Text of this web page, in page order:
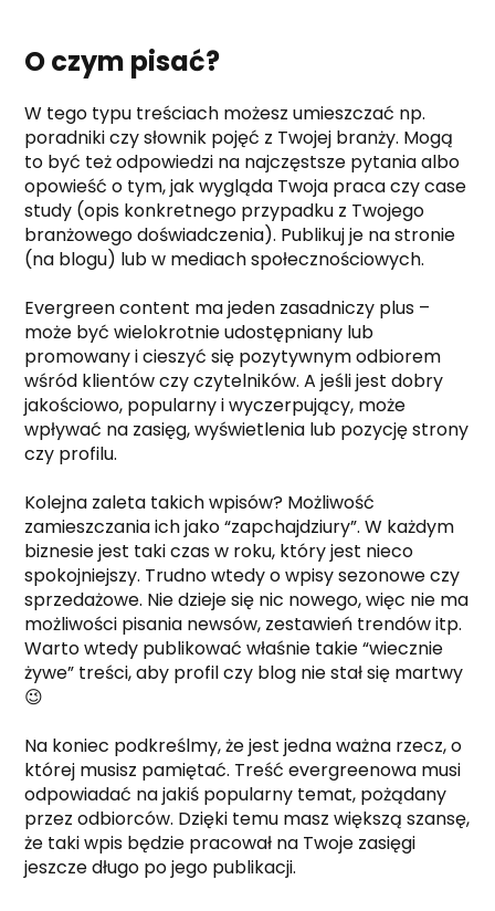
O czym pisać?
W tego typu treściach możesz umieszczać np.
poradniki czy słownik pojęć z Twojej branży. Mogą
to być też odpowiedzi na najczęstsze pytania albo
opowieść o tym, jak wygląda Twoja praca czy case
study (opis konkretnego przypadku z Twojego
branżowego doświadczenia). Publikuj je na stronie
(na blogu) lub w mediach społecznościowych.
Evergreen content ma jeden zasadniczy plus –
może być wielokrotnie udostępniany lub
promowany i cieszyć się pozytywnym odbiorem
wśród klientów czy czytelników. A jeśli jest dobry
jakościowo, popularny i wyczerpujący, może
wpływać na zasięg, wyświetlenia lub pozycję strony
czy profilu.
Kolejna zaleta takich wpisów? Możliwość
zamieszczania ich jako “zapchajdziury”. W każdym
biznesie jest taki czas w roku, który jest nieco
spokojniejszy. Trudno wtedy o wpisy sezonowe czy
sprzedażowe. Nie dzieje się nic nowego, więc nie ma
możliwości pisania newsów, zestawień trendów itp.
Warto wtedy publikować właśnie takie “wiecznie
żywe” treści, aby profil czy blog nie stał się martwy
😉
Na koniec podkreślmy, że jest jedna ważna rzecz, o
której musisz pamiętać. Treść evergreenowa musi
odpowiadać na jakiś popularny temat, pożądany
przez odbiorców. Dzięki temu masz większą szansę,
że taki wpis będzie pracował na Twoje zasięgi
jeszcze długo po jego publikacji.